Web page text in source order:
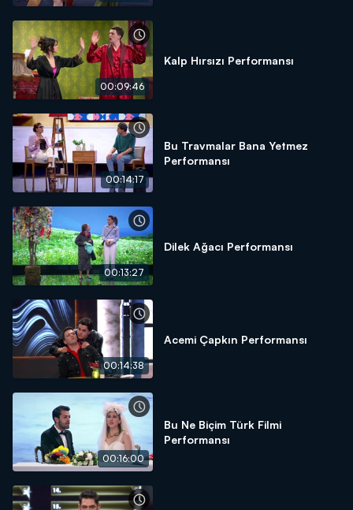
00:09:46
Kalp Hırsızı Performansı
00:14:17
Bu Travmalar Bana Yetmez
Performansı
00:13:27
Dilek Ağacı Performansı
00:14:38
Acemi Çapkın Performansı
00:16:00
Bu Ne Biçim Türk Filmi
Performansı